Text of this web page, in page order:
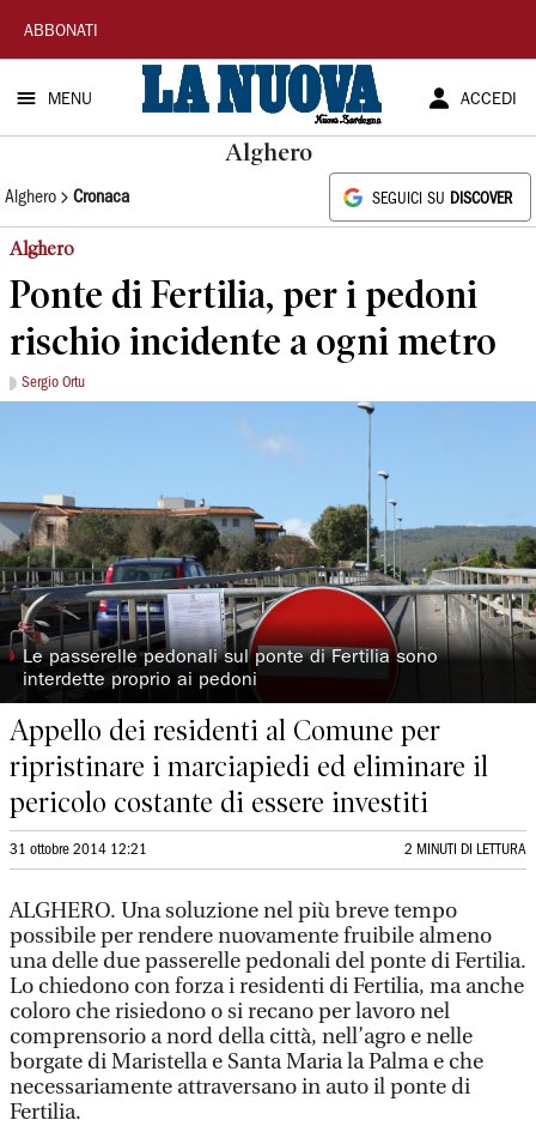
La
Nuova
Sardegna
ABBONATI
MENU ACCEDI
Alghero
Alghero Cronaca SEGUICI SU DISCOVER
Alghero
Ponte di Fertilia, per i pedoni
rischio incidente a ogni metro
Sergio Ortu
◗Le passerelle pedonali sul ponte di Fertilia sono
interdette proprio ai pedoni
Appello dei residenti al Comune per
ripristinare i marciapiedi ed eliminare il
pericolo costante di essere investiti
31 ottobre 2014 12:21 2 MINUTI DI LETTURA
ALGHERO. Una soluzione nel più breve tempo
possibile per rendere nuovamente fruibile almeno
una delle due passerelle pedonali del ponte di Fertilia.
Lo chiedono con forza i residenti di Fertilia, ma anche
coloro che risiedono o si recano per lavoro nel
comprensorio a nord della città, nell’agro e nelle
borgate di Maristella e Santa Maria la Palma e che
necessariamente attraversano in auto il ponte di
Fertilia.